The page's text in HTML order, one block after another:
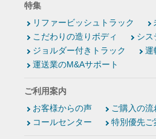
特集
リファービッシュトラック
こだわりの造りボディ
シス
ジョルダー付きトラック
運
運送業のM&Aサポート
ご利用案内
お客様からの声
ご購入の流
コールセンター
特別優先ご